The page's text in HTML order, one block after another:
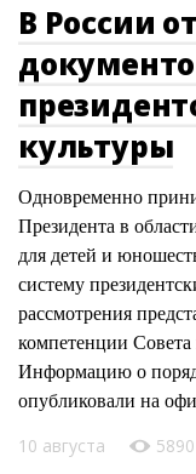
В России
культуры
Одновременно
Президента в
для детей и
систему
рассмотрения
компетенции
Информацию о
опубликовали на
10 августа 5890